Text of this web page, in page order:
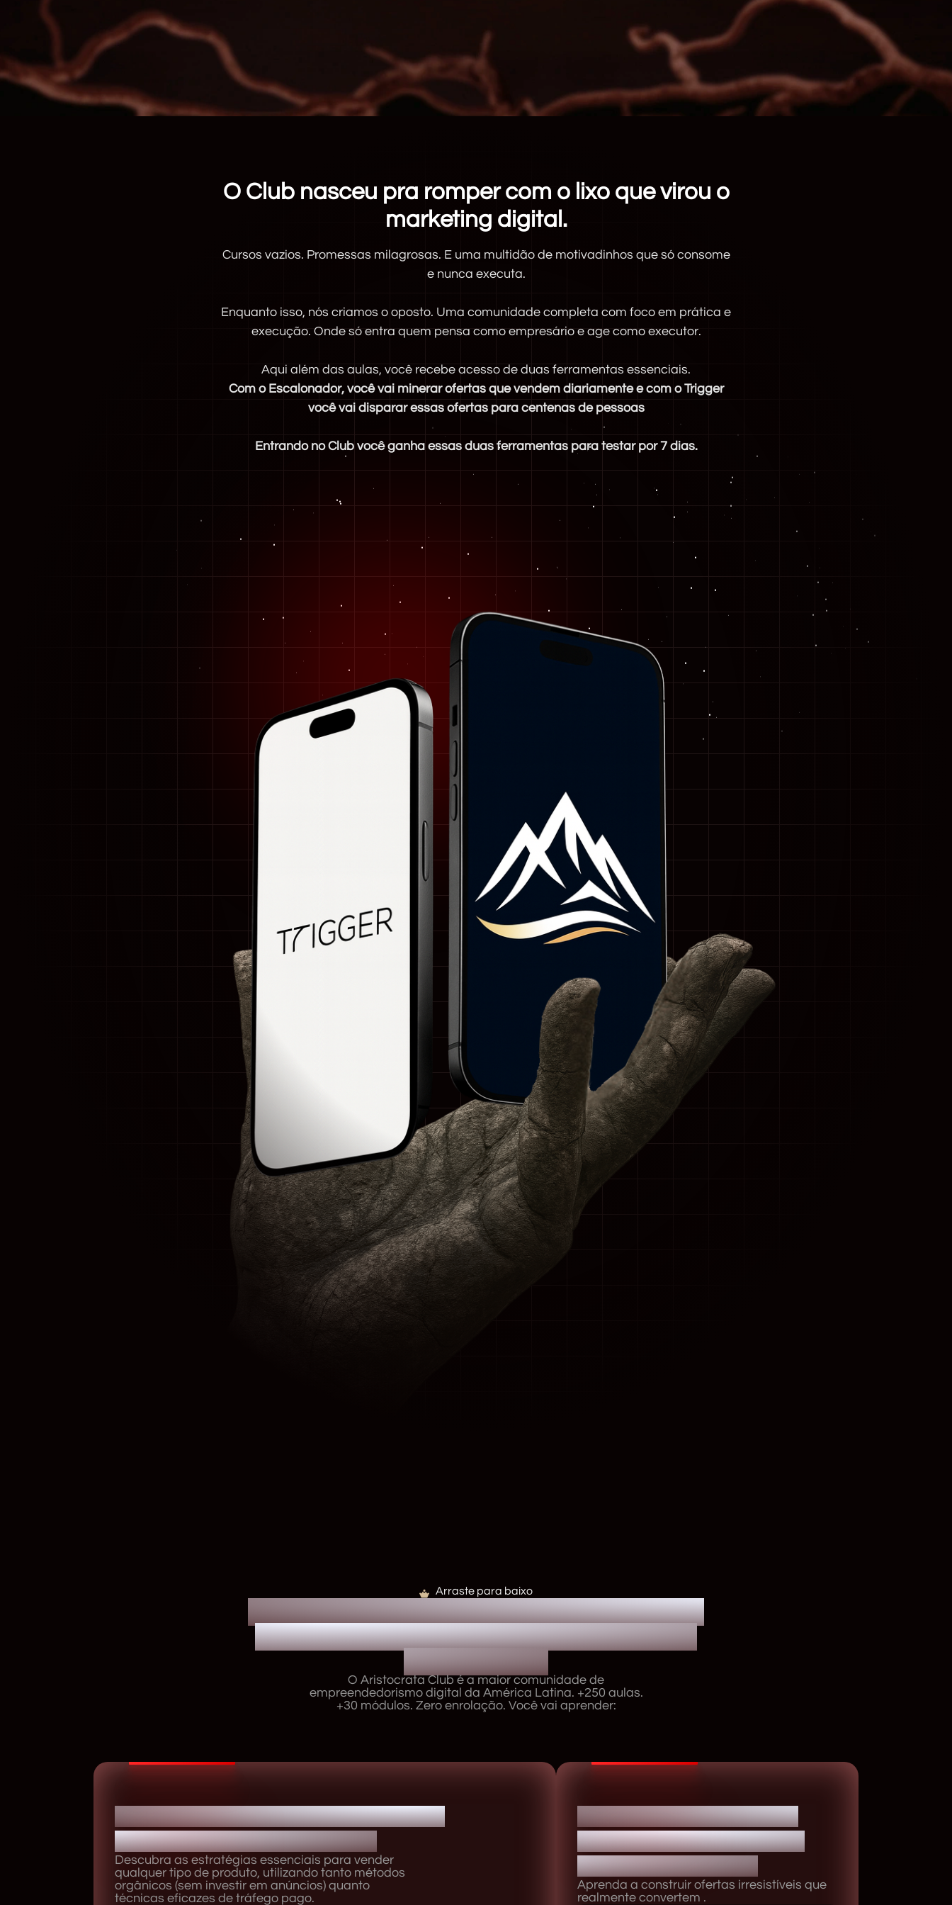
O Club nasceu pra romper com o lixo que virou o
marketing digital.
Cursos vazios. Promessas milagrosas. E uma multidão de motivadinhos que só consome
e nunca executa.
Enquanto isso, nós criamos o oposto. Uma comunidade completa com foco em prática e
execução. Onde só entra quem pensa como empresário e age como executor.
Aqui além das aulas, você recebe acesso de duas ferramentas essenciais.
Com o Escalonador, você vai minerar ofertas que vendem diariamente e com o Trigger
você vai disparar essas ofertas para centenas de pessoas
Entrando no Club você ganha essas duas ferramentas para testar por 7 dias.
Arraste para baixo
MAIS QUE UMA COMUNIDADE. NÃO
SOMOS UM “CURSO”. É UMA NOVA
LINHAGEM.
O Aristocrata Club é a maior comunidade de
empreendedorismo digital da América Latina. +250 aulas.
+30 módulos. Zero enrolação. Você vai aprender:
Como vender qualquer produto no
orgânico e no tráfego pago
Descubra as estratégias essenciais para vender
qualquer tipo de produto, utilizando tanto métodos
orgânicos (sem investir em anúncios) quanto
técnicas eficazes de tráfego pago.
Como criar ou modelar
ofertas que explodem e
escalar operações
Aprenda a construir ofertas irresistíveis que
realmente convertem .